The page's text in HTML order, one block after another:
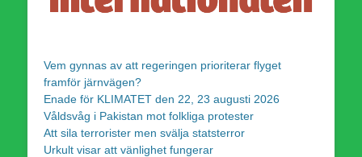
Vem gynnas av att regeringen prioriterar flyget
framför järnvägen?
Enade för KLIMATET den 22, 23 augusti 2026
Våldsvåg i Pakistan mot folkliga protester
Att sila terrorister men svälja statsterror
Urkult visar att vänlighet fungerar